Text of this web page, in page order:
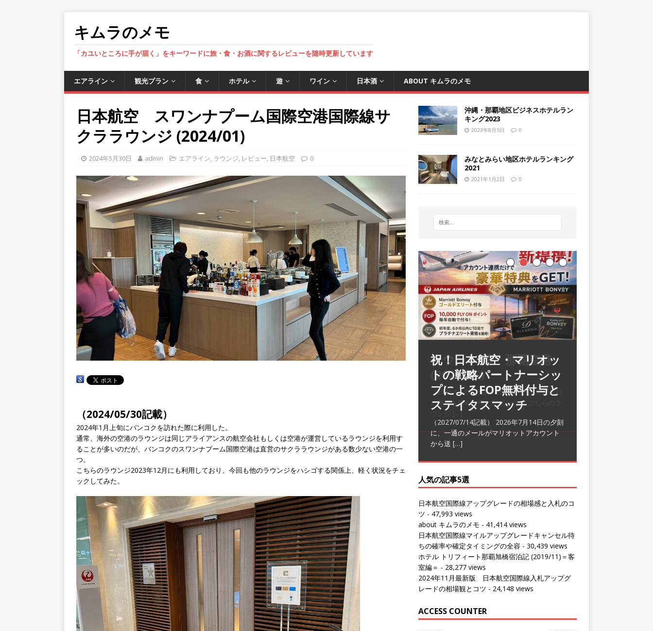
キムラのメモ
「カユいところに手が届く」をキーワードに旅・食・お酒に関するレビューを随時更新しています
エアライン 観光プラン 食 ホテル 遊 ワイン 日本酒 ABOUT キムラのメモ
日本航空 スワンナプーム国際空港国際線サ
クララウンジ (2024/01)
2024年5月30日 admin エアライン, ラウンジ, レビュー, 日本航空 0
（2024/05/30記載）
2024年1月上旬にバンコクを訪れた際に利用した。
通常、海外の空港のラウンジは同じアライアンスの航空会社もしくは空港が運営しているラウンジを利用す
ることが多いのだが、バンコクのスワンナプーム国際空港は直営のサクララウンジがある数少ない空港の一
つ。
こちらのラウンジ2023年12月にも利用しており、今回も他のラウンジをハシゴする関係上、軽く状況をチェ
ックしてみた。
沖縄・那覇地区ビジネスホテルラン
キング2023
2023年8月5日 0
みなとみらい地区ホテルランキング
2021
2021年1月2日 0
ラウンジ 華 那覇空港
(2026/05)
（2026/06/07記載） 2026年5月下旬の平日
に那覇を訪れた際に利用した。 こちらのラ
ウンジ
[…]
人気の記事5選
ツ- 47,993 views
日本航空国際線マイルアップグレードキャンセル待
ちの確率や確定タイミングの全容
ホテル トリフィート那覇旭橋宿泊記 (2019/11)＝客
室編＝- 28,277 views
2024年11月最新版 日本航空国際線入札アップグ
レードの相場観とコツ- 24,148 views
ACCESS COUNTER
今日の閲覧数: